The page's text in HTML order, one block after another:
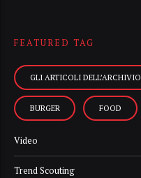
FEATURED TAG
GLI ARTICOLI DELL’ARCHIVIO
BURGER FOOD
Video
Trend Scouting